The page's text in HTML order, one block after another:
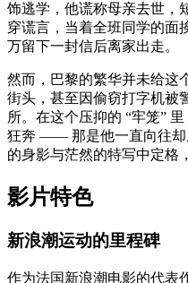
饰逃学，他谎称母亲去世，
穿谎言，当着全班同学的面
万留下一封信后离家出走。
然而，巴黎的繁华并未给这
街头，甚至因偷窃打字机被
所。在这个压抑的 “牢笼”
狂奔 —— 那是他一直向往却
的身影与茫然的特写中定格
影片特色
新浪潮运动的里程碑
作为法国新浪潮电影的代表